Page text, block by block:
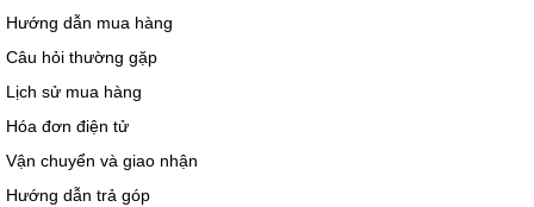
Hướng dẫn mua hàng
Câu hỏi thường gặp
Lịch sử mua hàng
Hóa đơn điện tử
Vận chuyển và giao nhận
Hướng dẫn trả góp